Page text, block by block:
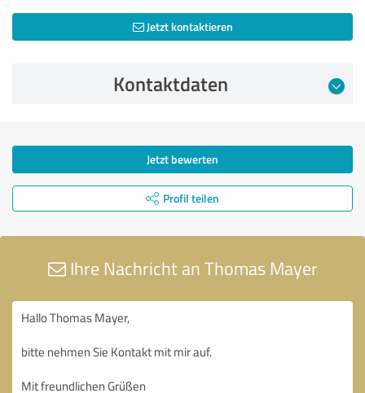
Jetzt kontaktieren
Kontaktdaten
Jetzt bewerten
Profil teilen
Ihre Nachricht an Thomas Mayer